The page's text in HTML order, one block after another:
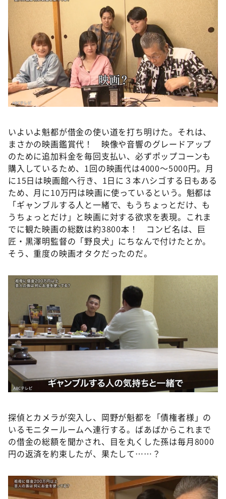
いよいよ魁都が借金の使い道を打ち明けた。それは、
まさかの映画鑑賞代！ 映像や音響のグレードアップ
のために追加料金を毎回支払い、必ずポップコーンも
購入しているため、1回の映画代は4000〜5000円。月
に15日は映画館へ行き、1日に３本ハシゴする日もある
ため、月に10万円は映画に使っているという。魁都は
「ギャンブルする人と一緒で、もうちょっとだけ、も
うちょっとだけ」と映画に対する欲求を表現。これま
でに観た映画の総数は約3800本！ コンビ名は、巨
匠・黒澤明監督の「野良犬」にちなんで付けたとか。
そう、重度の映画オタクだったのだ。
探偵とカメラが突入し、岡野が魁都を「債権者様」の
いるモニタールームへ連行する。ばあばからこれまで
の借金の総額を聞かされ、目を丸くした孫は毎月8000
円の返済を約束したが、果たして……？